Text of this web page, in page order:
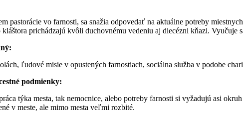
pastorácie vo farnosti, sa snažia odpovedať na aktuálne potreby
prichádzajú kvôli duchovnému vedeniu aj diecézni kňazi. Vyučuje
ľudové misie v opustených farnostiach, sociálna služba v podobe
podmienky:
týka mesta, tak nemocnice, alebo potreby farnosti si vyžadujú asi
v meste, ale mimo mesta veľmi rozbité.